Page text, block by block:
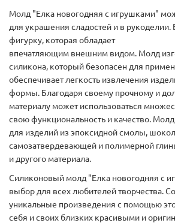
Молд "Елка новогодняя с игрушками"
для украшения сладостей и в
фигурку, которая обладает
впечатляющим внешним видом. Молд
силикона, который безопасен для
обеспечивает легкость извлечения
формы. Благодаря своему прочному и
материалу может использоваться
свою функциональность и качество.
для изделий из эпоксидной смолы,
самозатвердевающей и полимерной
и другого материала.
Силиконовый молд "Елка новогодняя с
выбор для всех любителей творчества.
уникальные произведения с помощью
себя и своих близких красивыми и